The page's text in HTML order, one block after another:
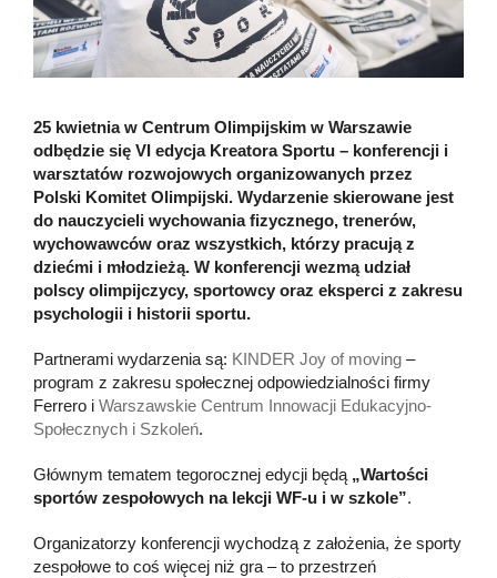
25 kwietnia w Centrum Olimpijskim w Warszawie
odbędzie się VI edycja Kreatora Sportu – konferencji i
warsztatów rozwojowych organizowanych przez
Polski Komitet Olimpijski. Wydarzenie skierowane jest
do nauczycieli wychowania fizycznego, trenerów,
wychowawców oraz wszystkich, którzy pracują z
dziećmi i młodzieżą. W konferencji wezmą udział
polscy olimpijczycy, sportowcy oraz eksperci z zakresu
psychologii i historii sportu.
Partnerami wydarzenia są: KINDER Joy of moving –
program z zakresu społecznej odpowiedzialności firmy
Ferrero i Warszawskie Centrum Innowacji Edukacyjno-
Społecznych i Szkoleń.
Głównym tematem tegorocznej edycji będą „Wartości
sportów zespołowych na lekcji WF-u i w szkole”.
Organizatorzy konferencji wychodzą z założenia, że sporty
zespołowe to coś więcej niż gra – to przestrzeń